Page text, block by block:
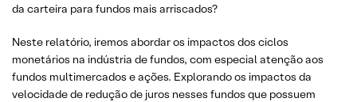
da carteira para fundos mais arriscados?
Neste relatório, iremos abordar os impactos dos ciclos
monetários na indústria de fundos, com especial atenção aos
fundos multimercados e ações. Explorando os impactos da
velocidade de redução de juros nesses fundos que possuem